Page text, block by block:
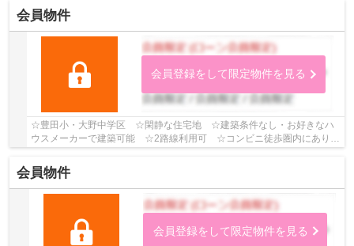
会員物件
会員登録をして限定物件を見る
☆豊田小・大野中学区 ☆閑静な住宅地 ☆建築条件なし・お好きなハ
ウスメーカーで建築可能 ☆2路線利用可 ☆コンビニ徒歩圏内にあり
会員物件
会員登録をして限定物件を見る